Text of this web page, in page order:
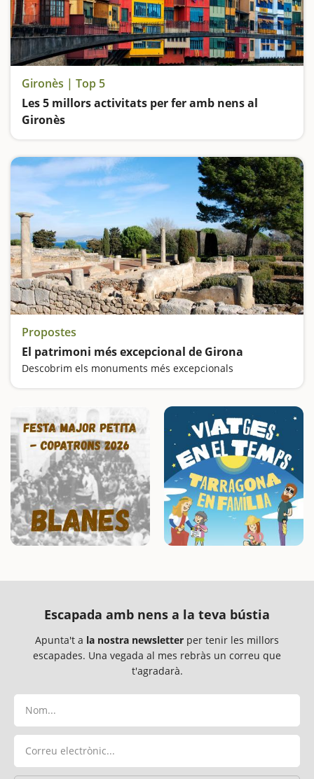
Gironès | Top 5
Les 5 millors activitats per fer amb nens al
Gironès
Propostes
El patrimoni més excepcional de Girona
Descobrim els monuments més excepcionals
Escapada amb nens a la teva bústia
Apunta't a la nostra newsletter per tenir les millors
escapades. Una vegada al mes rebràs un correu que
t'agradarà.